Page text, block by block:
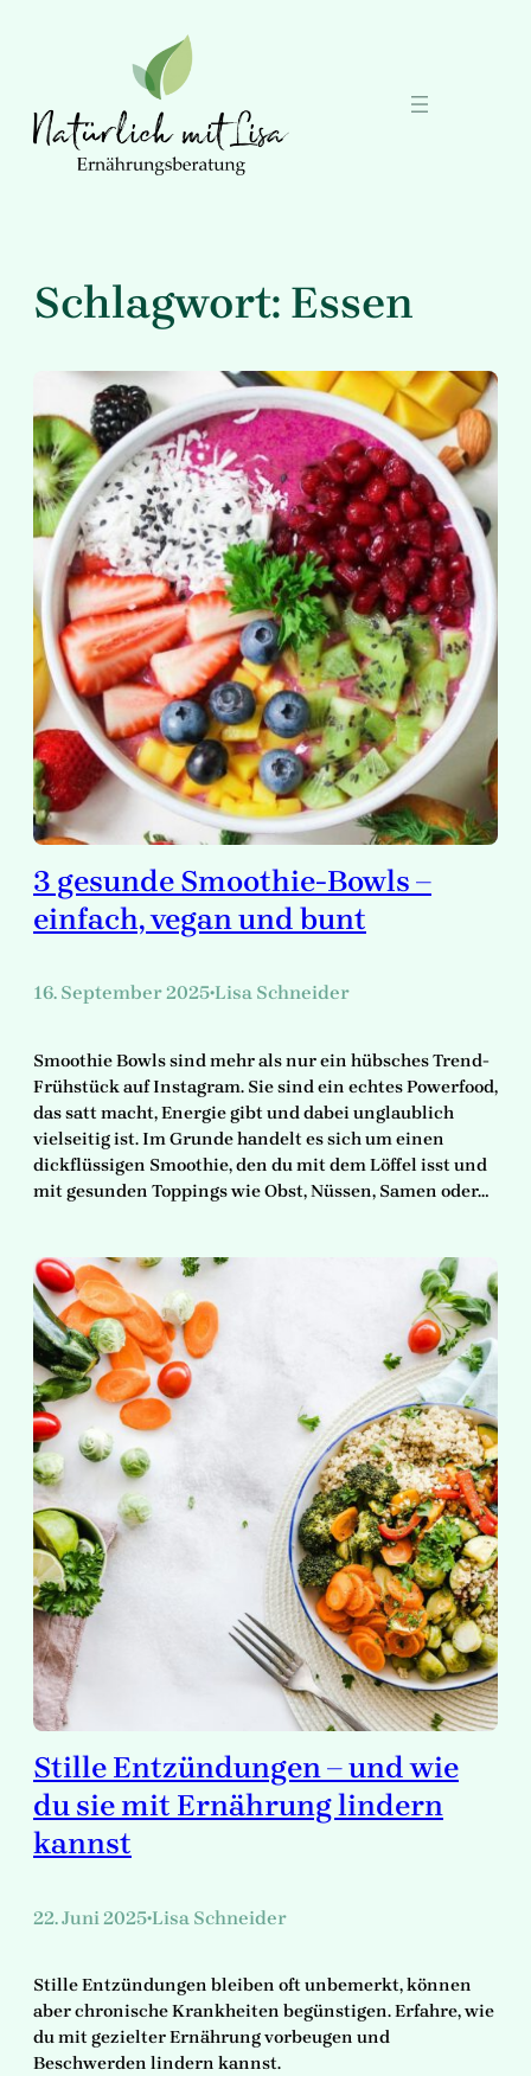
Schlagwort: Essen
3 gesunde Smoothie-Bowls –
einfach, vegan und bunt
16. September 2025•Lisa Schneider
Smoothie Bowls sind mehr als nur ein hübsches Trend-
Frühstück auf Instagram. Sie sind ein echtes Powerfood,
das satt macht, Energie gibt und dabei unglaublich
vielseitig ist. Im Grunde handelt es sich um einen
dickflüssigen Smoothie, den du mit dem Löffel isst und
mit gesunden Toppings wie Obst, Nüssen, Samen oder…
Stille Entzündungen – und wie
du sie mit Ernährung lindern
kannst
22. Juni 2025•Lisa Schneider
Stille Entzündungen bleiben oft unbemerkt, können
aber chronische Krankheiten begünstigen. Erfahre, wie
du mit gezielter Ernährung vorbeugen und
Beschwerden lindern kannst.